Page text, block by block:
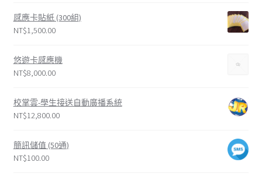
感應卡貼紙 (300組)
NT$1,500.00
悠遊卡感應機
NT$8,000.00
校掌雲-學生接送自動廣播系統
NT$12,800.00
簡訊儲值 (50通)
NT$100.00